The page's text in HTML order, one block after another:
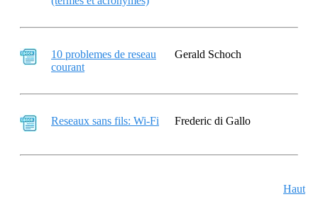
10 problemes de reseau
courant
Gerald Schoch
Reseaux sans fils: Wi-Fi Frederic di Gallo
Haut